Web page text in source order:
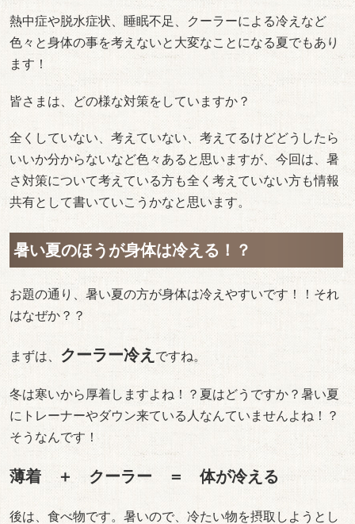
熱中症や脱水症状、睡眠不足、クーラーによる冷えなど
色々と身体の事を考えないと大変なことになる夏でもあり
ます！
皆さまは、どの様な対策をしていますか？
全くしていない、考えていない、考えてるけどどうしたら
いいか分からないなど色々あると思いますが、今回は、暑
さ対策について考えている方も全く考えていない方も情報
共有として書いていこうかなと思います。
暑い夏のほうが身体は冷える！？
お題の通り、暑い夏の方が身体は冷えやすいです！！それ
はなぜか？？
まずは、 クーラー冷え ですね。
冬は寒いから厚着しますよね！？夏はどうですか？暑い夏
にトレーナーやダウン来ている人なんていませんよね！？
そうなんです！
薄着 ＋ クーラー ＝ 体が冷える
後は、食べ物です。暑いので、冷たい物を摂取しようとし